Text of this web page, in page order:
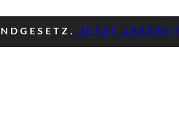
JETZT LESEN!!!